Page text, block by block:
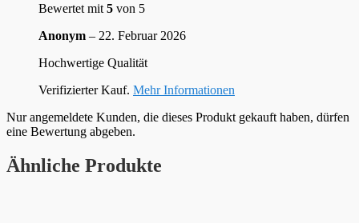
Bewertet mit 5 von 5
Anonym – 22. Februar 2026
Hochwertige Qualität
Verifizierter Kauf. Mehr Informationen
Nur angemeldete Kunden, die dieses Produkt gekauft haben, dürfen
eine Bewertung abgeben.
Ähnliche Produkte